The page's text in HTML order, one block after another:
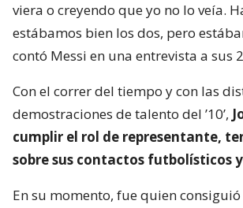
viera o creyendo que yo no lo veía.
estábamos bien los dos, pero
contó Messi en una entrevista a sus
Con el correr del tiempo y con las
demostraciones de talento del ’10’,
cumplir el rol de representante,
sobre sus contactos futbolísticos
En su momento, fue quien